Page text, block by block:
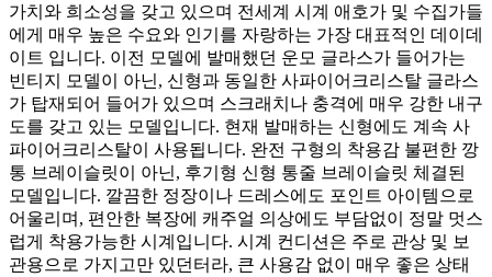
가치와 희소성을 갖고 있으며 전세계 시계 애호가 및 수집가들
에게 매우 높은 수요와 인기를 자랑하는 가장 대표적인 데이데
이트 입니다. 이전 모델에 발매했던 운모 글라스가 들어가는
빈티지 모델이 아닌, 신형과 동일한 사파이어크리스탈 글라스
가 탑재되어 들어가 있으며 스크래치나 충격에 매우 강한 내구
도를 갖고 있는 모델입니다. 현재 발매하는 신형에도 계속 사
파이어크리스탈이 사용됩니다. 완전 구형의 착용감 불편한 깡
통 브레이슬릿이 아닌, 후기형 신형 통줄 브레이슬릿 체결된
모델입니다. 깔끔한 정장이나 드레스에도 포인트 아이템으로
어울리며, 편안한 복장에 캐주얼 의상에도 부담없이 정말 멋스
럽게 착용가능한 시계입니다. 시계 컨디션은 주로 관상 및 보
관용으로 가지고만 있던터라, 큰 사용감 없이 매우 좋은 상태